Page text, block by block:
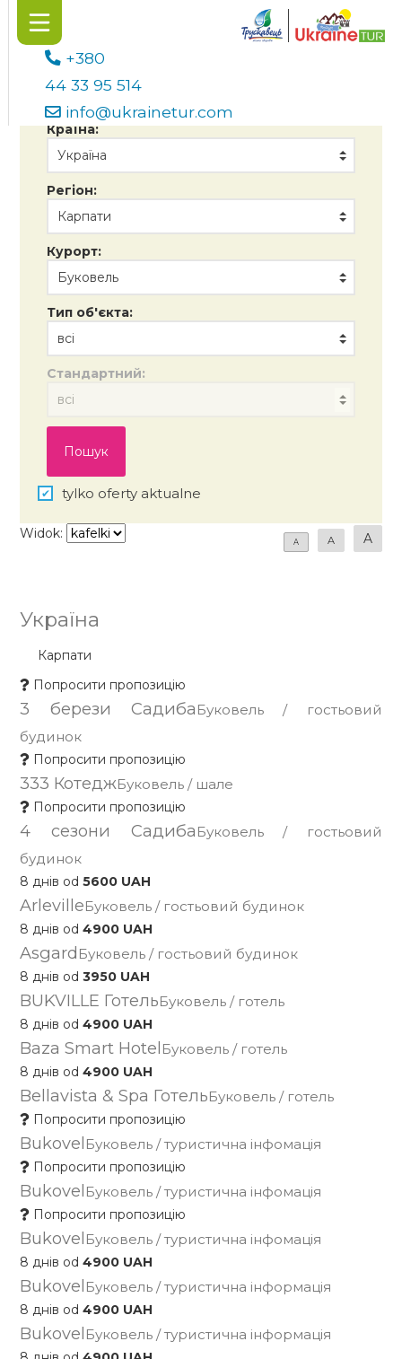
+380
44 33 95 514
info@ukrainetur.com
Країна:
Регіон:
Курорт:
Тип об'єкта:
Стандартний:
tylko oferty aktualne
Widok:
A A A
Україна
Карпати
Попросити пропозицію
3 берези Садиба Буковель / гостьовий
будинок
Попросити пропозицію
333 КотеджБуковель / шале
Попросити пропозицію
4 сезони Садиба Буковель / гостьовий
будинок
8 днів od5600 UAH
ArlevilleБуковель / гостьовий будинок
8 днів od4900 UAH
Asgard Буковель / гостьовий будинок
8 днів od3950 UAH
BUKVILLE ГотельБуковель / готель
8 днів od4900 UAH
Baza Smart Hotel Буковель / готель
8 днів od4900 UAH
Bellavista & Spa ГотельБуковель / готель
Попросити пропозицію
Bukovel Буковель / туристична інфомація
Попросити пропозицію
Bukovel Буковель / туристична інфомація
Попросити пропозицію
Bukovel Буковель / туристична інфомація
8 днів od4900 UAH
Bukovel Буковель / туристична інформація
8 днів od4900 UAH
Bukovel Буковель / туристична інформація